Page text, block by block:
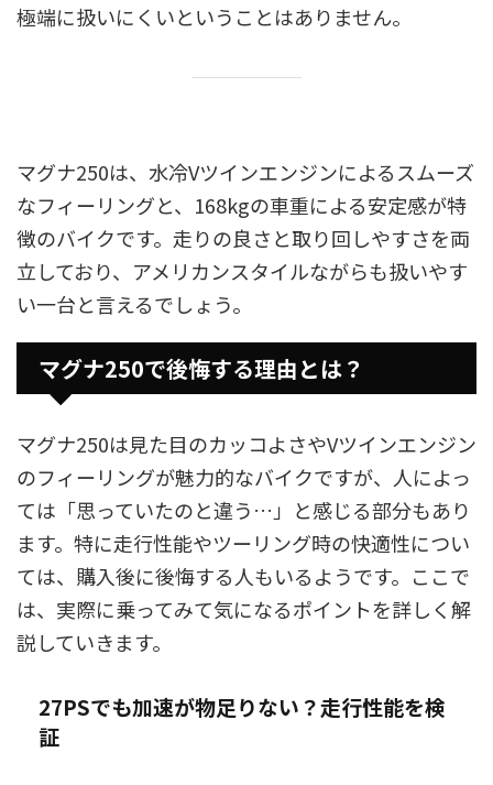
極端に扱いにくいということはありません。
マグナ250は、水冷Vツインエンジンによるスムーズ
なフィーリングと、168kgの車重による安定感が特
徴のバイクです。走りの良さと取り回しやすさを両
立しており、アメリカンスタイルながらも扱いやす
い一台と言えるでしょう。
マグナ250で後悔する理由とは？
マグナ250は見た目のカッコよさやVツインエンジン
のフィーリングが魅力的なバイクですが、人によっ
ては「思っていたのと違う…」と感じる部分もあり
ます。特に走行性能やツーリング時の快適性につい
ては、購入後に後悔する人もいるようです。ここで
は、実際に乗ってみて気になるポイントを詳しく解
説していきます。
27PSでも加速が物足りない？走行性能を検
証